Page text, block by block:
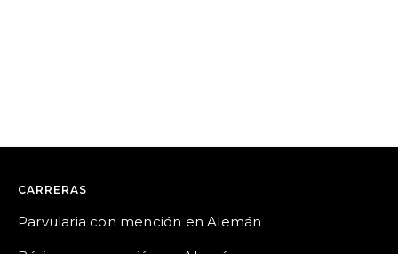
CARRERAS
Parvularia con mención en Alemán